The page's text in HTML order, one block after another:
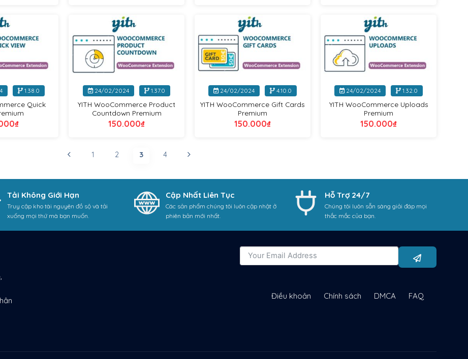
1.38.0
Quick
₫
+
24/02/2024 1.37.0
YITH WooCommerce Product
Countdown Premium
150.000₫
+
24/02/2024 4.10.0
YITH WooCommerce Gift Cards
Premium
150.000₫
+
24/02/2024 1.32.0
YITH WooCommerce Uploads
Premium
150.000₫
1 2 3 4
Tải Không Giới Hạn
Truy cập kho tài nguyên đồ sộ và tải
xuống mọi thứ mà bạn muốn.
Cập Nhất Liên Tục
Các sản phẩm chúng tôi luôn cập nhật ở
phiên bản mới nhất.
Hỗ Trợ 24/7
Chúng tôi luôn sẵn sàng giải đáp mọi
thắc mắc của bạn.
FAQ
DMCA
Chính sách
Điều khoản